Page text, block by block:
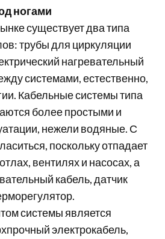
ногами
существует два типа
трубы для циркуляции
нагревательный
системами, естественно,
Кабельные системы типа
более простыми и
нежели водяные. С
поскольку отпадает
вентилях и насосах, а
кабель, датчик
системы является
электрокабель,